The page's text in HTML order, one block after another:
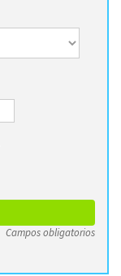
Campos obligatorios